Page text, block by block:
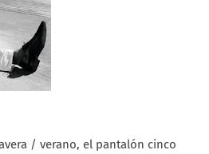
/ verano, el pantalón cinco